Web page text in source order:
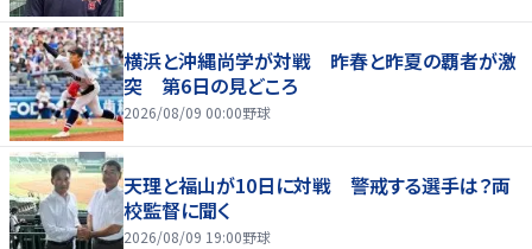
横浜と沖縄尚学が対戦 昨春と昨夏の覇者が激
突 第6日の見どころ
2026/08/09 00:00野球
天理と福山が10日に対戦 警戒する選手は？両
校監督に聞く
2026/08/09 19:00野球